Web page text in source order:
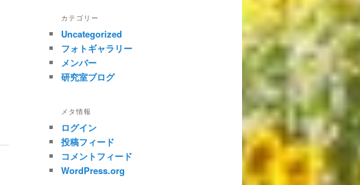
カテゴリー
Uncategorized
フォトギャラリー
メンバー
研究室ブログ
メタ情報
ログイン
投稿フィード
コメントフィード
WordPress.org